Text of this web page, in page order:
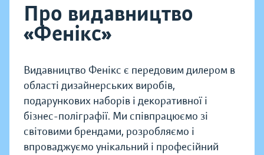
Про видавництво
«Фенікс»
Видавництво Фенікс є передовим дилером в
області дизайнерських виробів,
подарункових наборів і декоративної і
бізнес-поліграфії. Ми співпрацюємо зі
світовими брендами, розробляємо і
впроваджуємо унікальний і професійний